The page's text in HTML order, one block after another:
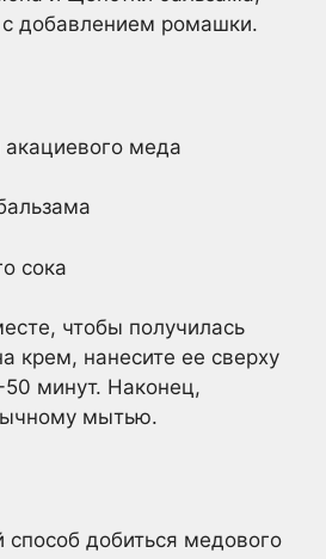
добавлением ромашки.
меда
сока
чтобы получилась
крем, нанесите ее сверху
50 минут. Наконец,
мытью.
добиться медового